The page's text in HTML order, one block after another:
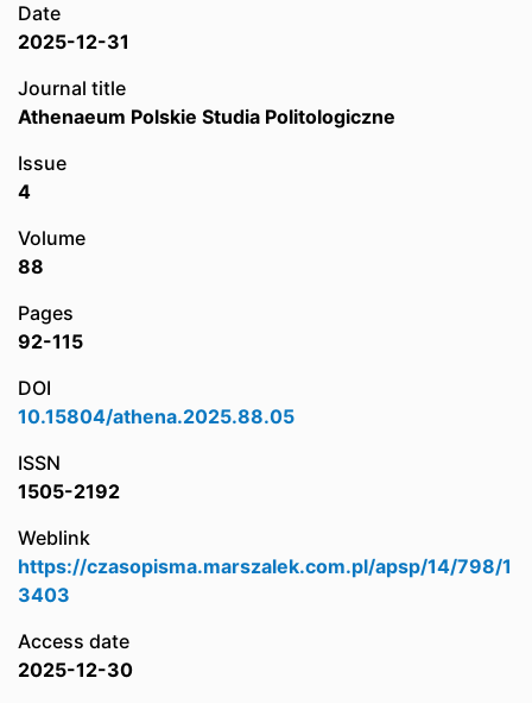
Date
2025-12-31
Journal title
Athenaeum Polskie Studia Politologiczne
Issue
4
Volume
88
Pages
92-115
DOI
10.15804/athena.2025.88.05
ISSN
1505-2192
Weblink
https://czasopisma.marszalek.com.pl/apsp/14/798/1
3403
Access date
2025-12-30